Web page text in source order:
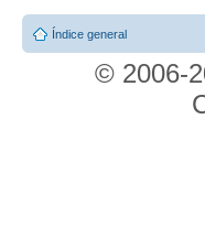
Índice general
© 2006-